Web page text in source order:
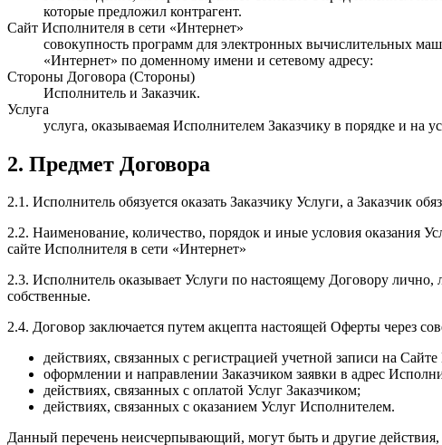
которые предложил контрагент.
Сайт Исполнителя в сети «Интернет»
совокупность программ для электронных вычислительных
«Интернет» по доменному имени и сетевому адресу:
Стороны Договора (Стороны)
Исполнитель и Заказчик.
Услуга
услуга, оказываемая Исполнителем Заказчику в порядке и на
2. Предмет Договора
2.1. Исполнитель обязуется оказать Заказчику Услуги, а Заказчик
2.2. Наименование, количество, порядок и иные условия оказания
сайте Исполнителя в сети «Интернет»
2.3. Исполнитель оказывает Услуги по настоящему Договору лично,
собственные.
2.4. Договор заключается путем акцепта настоящей Оферты через
действиях, связанных с регистрацией учетной записи на
оформлении и направлении Заказчиком заявки в адрес
действиях, связанных с оплатой Услуг Заказчиком;
действиях, связанных с оказанием Услуг Исполнителем.
Данный перечень неисчерпывающий, могут быть и другие